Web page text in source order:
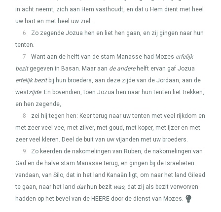
in acht neemt, zich aan Hem vasthoudt, en dat u Hem dient met heel
uw hart en met heel uw ziel.
6
Zo zegende Jozua hen en liet hen gaan, en zij gingen naar hun
tenten.
7
Want aan de helft van de stam Manasse had Mozes erfelijk
bezitgegeven in Basan. Maar aan de anderehelft ervan gaf Jozua
erfelijk bezitbij hun broeders, aan deze zijde van de Jordaan, aan de
westzijde. En bovendien, toen Jozua hen naar hun tenten liet trekken,
en hen zegende,
8
zei hij tegen hen: Keer terug naar uw tenten met veel rijkdom en
met zeer veel vee, met zilver, met goud, met koper, met ijzer en met
zeer veel kleren. Deel de buit van uw vijanden met uw broeders.
9
Zo keerden de nakomelingen van Ruben, de nakomelingen van
Gad en de halve stam Manasse terug, en gingen bij de Israëlieten
vandaan, van Silo, dat in het land Kanaän ligt, om naar het land Gilead
te gaan, naar het land dathun bezit was, dat zij als bezit verworven
hadden op het bevel van de HEERE door de dienst van Mozes.